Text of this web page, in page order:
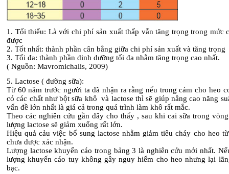
1. Tối thiểu: Là với chi phí sản xuất thấp vẫn tăng trọng trong mức
được
2. Tốt nhất: thành phần cân bằng giữa chi phí sản xuất và tăng trọng
3. Tối đa: thành phần dinh dưỡng tối đa nhằm tăng trọng cao nhất.
( Nguồn: Mavromichalis, 2009)
5. Lactose ( đường sữa):
Từ 60 năm trước người ta đã nhận ra rằng nếu trong cám cho heo
có các chất như bột sữa khô và lactose thì sẽ giúp nâng cao năng
vấn đề lớn nhất là giá cả trong quá trình làm khô rất mắc.
Theo các nghiên cứu gần đây cho thấy , sau khi cai sữa trong
lượng lactose sẽ giảm xuống rất lớn.
Hiệu quả cảu việc bổ sung lactose nhằm giảm tiêu cháy cho heo
chưa được xác nhận.
Lượng lactose khuyến cáo trong bảng 3 là nghiên cứu mới nhất.
lượng khuyến cáo tuy không gây nguy hiểm cho heo nhưng lại
bạc.